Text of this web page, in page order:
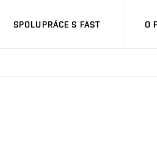
SPOLUPRÁCE S FAST O